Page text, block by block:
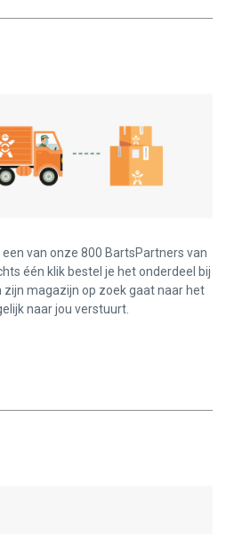
van onze 800 BartsPartners van
één klik bestel je het onderdeel bij
zijn magazijn op zoek gaat naar het
naar jou verstuurt.